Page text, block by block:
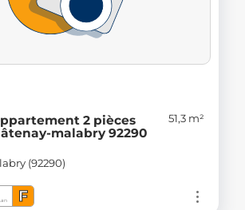
2 pièces
malabry 92290
51,3 m²
(92290)
F